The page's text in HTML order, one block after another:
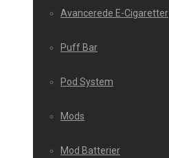
Avancerede E-Cigaretter
Puff Bar
Pod System
Mods
Mod Batterier